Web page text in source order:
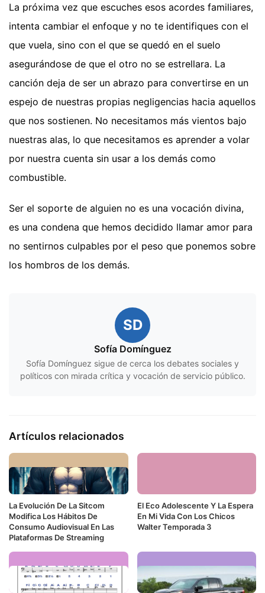
La próxima vez que escuches esos acordes familiares,
intenta cambiar el enfoque y no te identifiques con el
que vuela, sino con el que se quedó en el suelo
asegurándose de que el otro no se estrellara. La
canción deja de ser un abrazo para convertirse en un
espejo de nuestras propias negligencias hacia aquellos
que nos sostienen. No necesitamos más vientos bajo
nuestras alas, lo que necesitamos es aprender a volar
por nuestra cuenta sin usar a los demás como
combustible.
Ser el soporte de alguien no es una vocación divina,
es una condena que hemos decidido llamar amor para
no sentirnos culpables por el peso que ponemos sobre
los hombros de los demás.
SD
Sofía Domínguez
Sofía Domínguez sigue de cerca los debates sociales y
políticos con mirada crítica y vocación de servicio público.
Artículos relacionados
La Evolución De La Sitcom
Modifica Los Hábitos De
Consumo Audiovisual En Las
Plataformas De Streaming
El Eco Adolescente Y La Espera
En Mi Vida Con Los Chicos
Walter Temporada 3